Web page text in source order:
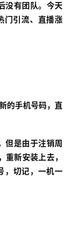
没有团队。今天
门引流、直播涨
的手机号码，直
但是由于注销周
新安装上去，
，切记，一机一